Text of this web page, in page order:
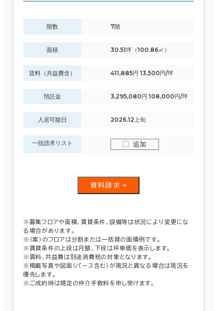
階数 7階
面積 30.51坪（100.86㎡）
賃料（共益費含） 411,885円 13,500円/坪
預託金 3,295,080円 108,000円/坪
入居可能日 2026.12上旬
一括請求リスト 追加
資料請求
※募集フロアや面積、賃貸条件、設備等は状況により変更にな
る場合があります。
※（案）のフロアは分割または一括貸の面積例です。
※賃貸条件の上段は月額、下段は坪単価を表示します。
※賃料、共益費は別途消費税の対象となります。
※掲載写真や図面（パース含む）が現況と異なる場合は現況を
優先します。
※ご成約時は規定の仲介手数料を申し受けます。